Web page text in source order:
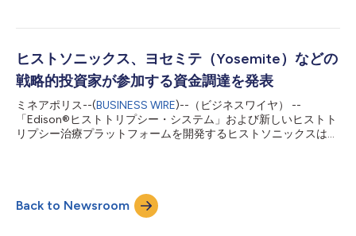
能な肝腫瘍を部分的または完全に破壊することも含め、肝腫瘍の
す。同システムは、ヒストトリプシーと呼ばれる手法で集束超音
波の機械的作用を利用し、侵襲的な処置や放射線照射を必要とせ
ず、1回の処置で不要な組織や腫瘍を液化・破壊します。従来療
法と比べて副作用が少ない可能性もあります。 今回のCEマーク
取得は、相次ぐ規制当局の認可に続くもので、肝腫瘍治療におけ
るヒストトリプシーの安全性と有効性を示す臨床エビデンスの蓄
積に裏付けられています。Edisonシステムを評価した臨床試験で
ヒストソニックス、ヨセミテ（Yosemite）などの
戦略的投資家が参加する資金調達を発表
ミネアポリス--(BUSINESS WIRE)--（ビジネスワイヤ） --
「Edison®ヒストトリプシー・システム」および新しいヒストト
リプシー治療プラットフォームを開発するヒストソニックスは、
新たな資金調達ラウンドを完了したことを発表しました。資金調
達に関するその他の条件は開示されていません。 今回の資金調
達は、ヒストソニックスの勢いが大きく高まる中で実施されたも
Back to Newsroom